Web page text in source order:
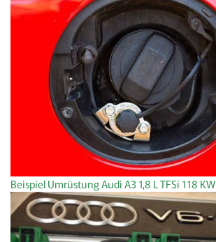
Beispiel Umrüstung Audi A3 1,8 L TFSi 118 KW